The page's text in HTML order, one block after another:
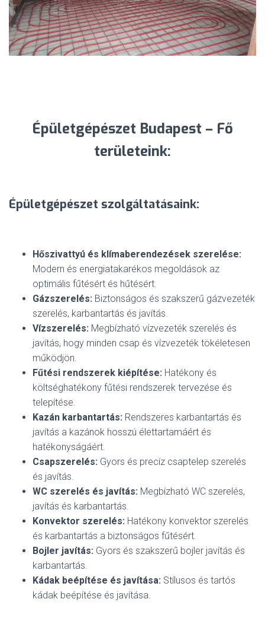
Épületgépészet Budapest – Fő
területeink:
Épületgépészet szolgáltatásaink:
Hőszivattyú és klímaberendezések szerelése:
Modern és energiatakarékos megoldások az
optimális fűtésért és hűtésért.
Gázszerelés: Biztonságos és szakszerű gázvezeték
szerelés, karbantartás és javítás.
Vízszerelés: Megbízható vízvezeték szerelés és
javítás, hogy minden csap és vízvezeték tökéletesen
működjön.
Fűtési rendszerek kiépítése: Hatékony és
költséghatékony fűtési rendszerek tervezése és
telepítése.
Kazán karbantartás: Rendszeres karbantartás és
javítás a kazánok hosszú élettartamáért és
hatékonyságáért.
Csapszerelés: Gyors és precíz csaptelep szerelés
és javítás.
WC szerelés és javítás: Megbízható WC szerelés,
javítás és karbantartás.
Konvektor szerelés: Hatékony konvektor szerelés
és karbantartás a biztonságos fűtésért.
Bojler javítás: Gyors és szakszerű bojler javítás és
karbantartás.
Kádak beépítése és javítása: Stílusos és tartós
kádak beépítése és javítása.